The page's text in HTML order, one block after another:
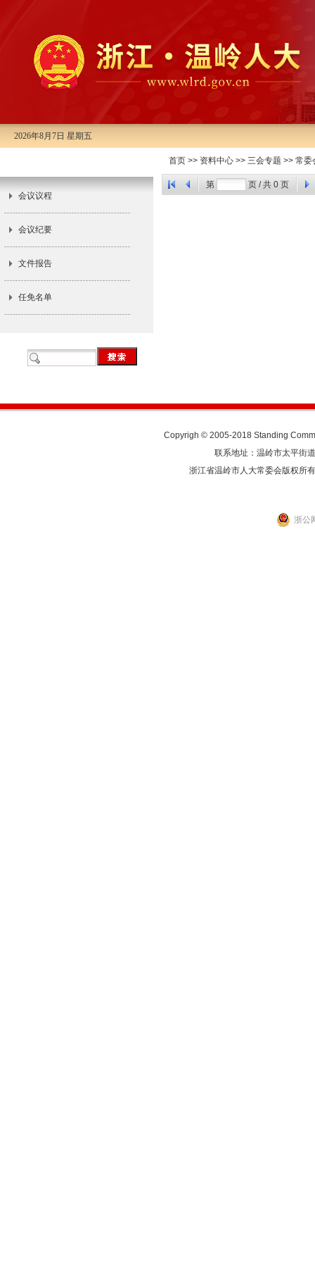
2026年8月7日 星期五
会议议程
会议纪要
文件报告
任免名单
首页 >> 资料中心 >> 三会专题 >> 常委
第 页 / 共 0 页
Copyrigh © 2005-2018 Standing
联系地址：温岭市太平
浙江省温岭市人大常委会版权所
浙公